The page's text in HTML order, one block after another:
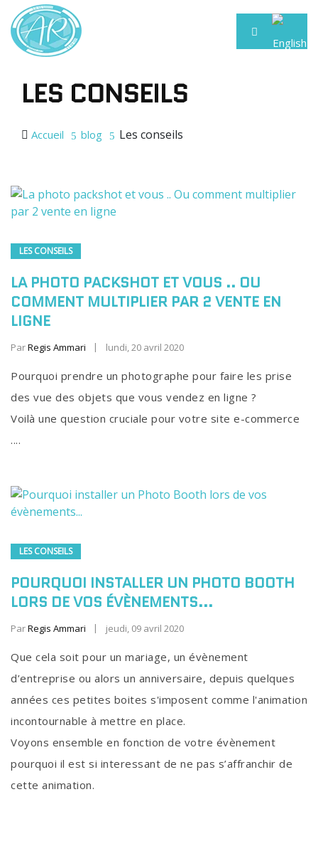
LES CONSEILS
Accueil blog Les conseils
LES CONSEILS
LA PHOTO PACKSHOT ET VOUS .. OU
COMMENT MULTIPLIER PAR 2 VENTE EN
LIGNE
ParRegis Ammari lundi, 20 avril 2020
Pourquoi prendre un photographe pour faire les prise
des vue des objets que vous vendez en ligne ?
Voilà une question cruciale pour votre site e-commerce
....
LES CONSEILS
POURQUOI INSTALLER UN PHOTO BOOTH
LORS DE VOS ÉVÈNEMENTS...
ParRegis Ammari jeudi, 09 avril 2020
Que cela soit pour un mariage, un évènement
d’entreprise ou alors un anniversaire, depuis quelques
années ces petites boites s'imposent comme l'animation
incontournable à mettre en place.
Voyons ensemble en fonction de votre évènement
pourquoi il est si interessant de ne pas s’affranchir de
cette animation.